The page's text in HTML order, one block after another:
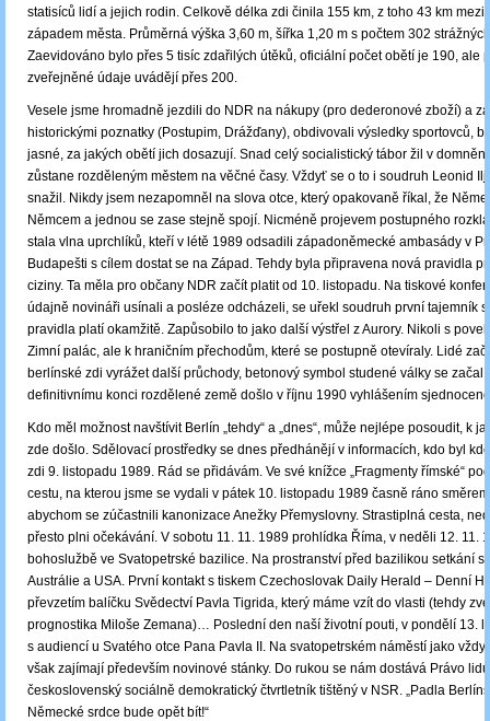
statisíců lidí a jejich rodin. Celkově délka zdi činila 155 km, z toho 43 km mezi
západem města. Průměrná výška 3,60 m, šířka 1,20 m s počtem 302
Zaevidováno bylo přes 5 tisíc zdařilých útěků, oficiální počet obětí je 190, ale
zveřejněné údaje uvádějí přes 200.
Vesele jsme hromadně jezdili do NDR na nákupy (pro dederonové zboží) a
historickými poznatky (Postupim, Drážďany), obdivovali výsledky sportovců,
jasné, za jakých obětí jich dosazují. Snad celý socialistický tábor žil v
zůstane rozděleným městem na věčné časy. Vždyť se o to i soudruh Leonid
snažil. Nikdy jsem nezapomněl na slova otce, který opakovaně říkal, že
Němcem a jednou se zase stejně spojí. Nicméně projevem postupného
stala vlna uprchlíků, kteří v létě 1989 odsadili západoněmecké ambasády v
Budapešti s cílem dostat se na Západ. Tehdy byla připravena nová pravidla
ciziny. Ta měla pro občany NDR začít platit od 10. listopadu. Na tiskové
údajně novináři usínali a posléze odcházeli, se uřekl soudruh první tajemník s
pravidla platí okamžitě. Zapůsobilo to jako další výstřel z Aurory. Nikoli s
Zimní palác, ale k hraničním přechodům, které se postupně otevíraly. Lidé
berlínské zdi vyrážet další průchody, betonový symbol studené války se začal
definitivnímu konci rozdělené země došlo v říjnu 1990 vyhlášením
Kdo měl možnost navštívit Berlín „tehdy“ a „dnes“, může nejlépe posoudit, k
zde došlo. Sdělovací prostředky se dnes předhánějí v informacích, kdo byl
zdi 9. listopadu 1989. Rád se přidávám. Ve své knížce „Fragmenty římské“
cestu, na kterou jsme se vydali v pátek 10. listopadu 1989 časně ráno
abychom se zúčastnili kanonizace Anežky Přemyslovny. Strastiplná cesta,
přesto plni očekávání. V sobotu 11. 11. 1989 prohlídka Říma, v neděli 12. 11.
bohoslužbě ve Svatopetrské bazilice. Na prostranství před bazilikou setkání s
Austrálie a USA. První kontakt s tiskem Czechoslovak Daily Herald – Denní
převzetím balíčku Svědectví Pavla Tigrida, který máme vzít do vlasti (tehdy
prognostika Miloše Zemana)… Poslední den naší životní pouti, v pondělí 13.
s audiencí u Svatého otce Pana Pavla II. Na svatopetrském náměstí jako
však zajímají především novinové stánky. Do rukou se nám dostává Právo
československý sociálně demokratický čtvrtletník tištěný v NSR. „Padla
Německé srdce bude opět bít!“